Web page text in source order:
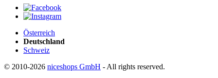
Österreich
Deutschland
Schweiz
© 2010-2026 niceshops GmbH - All rights reserved.